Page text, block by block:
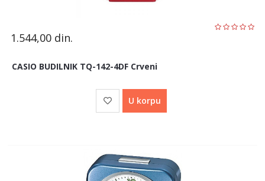
1.544,00 din.
CASIO BUDILNIK TQ-142-4DF Crveni
U korpu